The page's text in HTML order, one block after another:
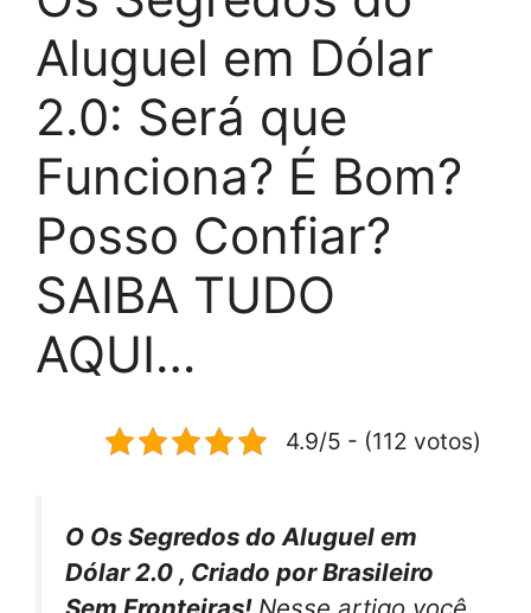
Aluguel em Dólar
2.0: Será que
Funciona? É Bom?
Posso Confiar?
SAIBA TUDO
AQUI…
4.9/5 - (112 votos)
O Os Segredos do Aluguel em
Dólar 2.0 , Criado por Brasileiro